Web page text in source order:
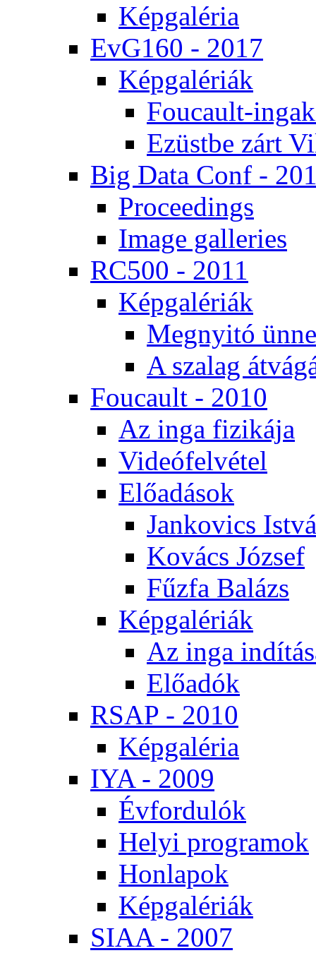
Kép­ga­lé­ria
EvG160 - 2017
Kép­ga­lé­ri­ák
Fo­u­ca­ult-
Ezüst­be zárt
Big Da­ta Conf -
Pro­ce­e­dings
Image gal­le­ri­es
RC500 - 2011
Kép­ga­lé­ri­ák
Meg­nyi­tó
A sza­lag
Fo­u­ca­ult - 2010
Az in­ga fi­zi­ká­ja
Vi­de­ó­fel­vé­tel
Elő­adá­sok
Jan­ko­vics
Ko­vács Jó­zsef
Fűz­fa Ba­lázs
Kép­ga­lé­ri­ák
Az in­ga
Elő­adók
RSAP - 2010
Kép­ga­lé­ria
IYA - 2009
Év­for­du­lók
He­lyi prog­ra­mok
Hon­la­pok
Kép­ga­lé­ri­ák
SI­AA - 2007